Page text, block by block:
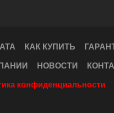
КАК КУПИТЬ
НОВОСТИ
конфиденциальности